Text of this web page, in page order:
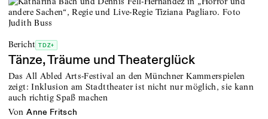
Bericht TDZ+
Tänze, Träume und Theaterglück
Das All Abled Arts-Festival an den Münchner Kammerspielen
zeigt: Inklusion am Stadttheater ist nicht nur möglich, sie kann
auch richtig Spaß machen
von Anne Fritsch